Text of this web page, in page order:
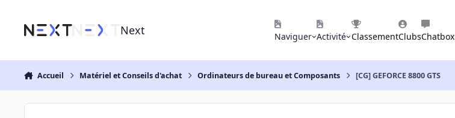
Next Naviguer Activité ClassementClubsChatbox
Accueil Matériel et Conseils d'achat Ordinateurs de bureau et Composants [CG] GEFORCE 8800 GTS